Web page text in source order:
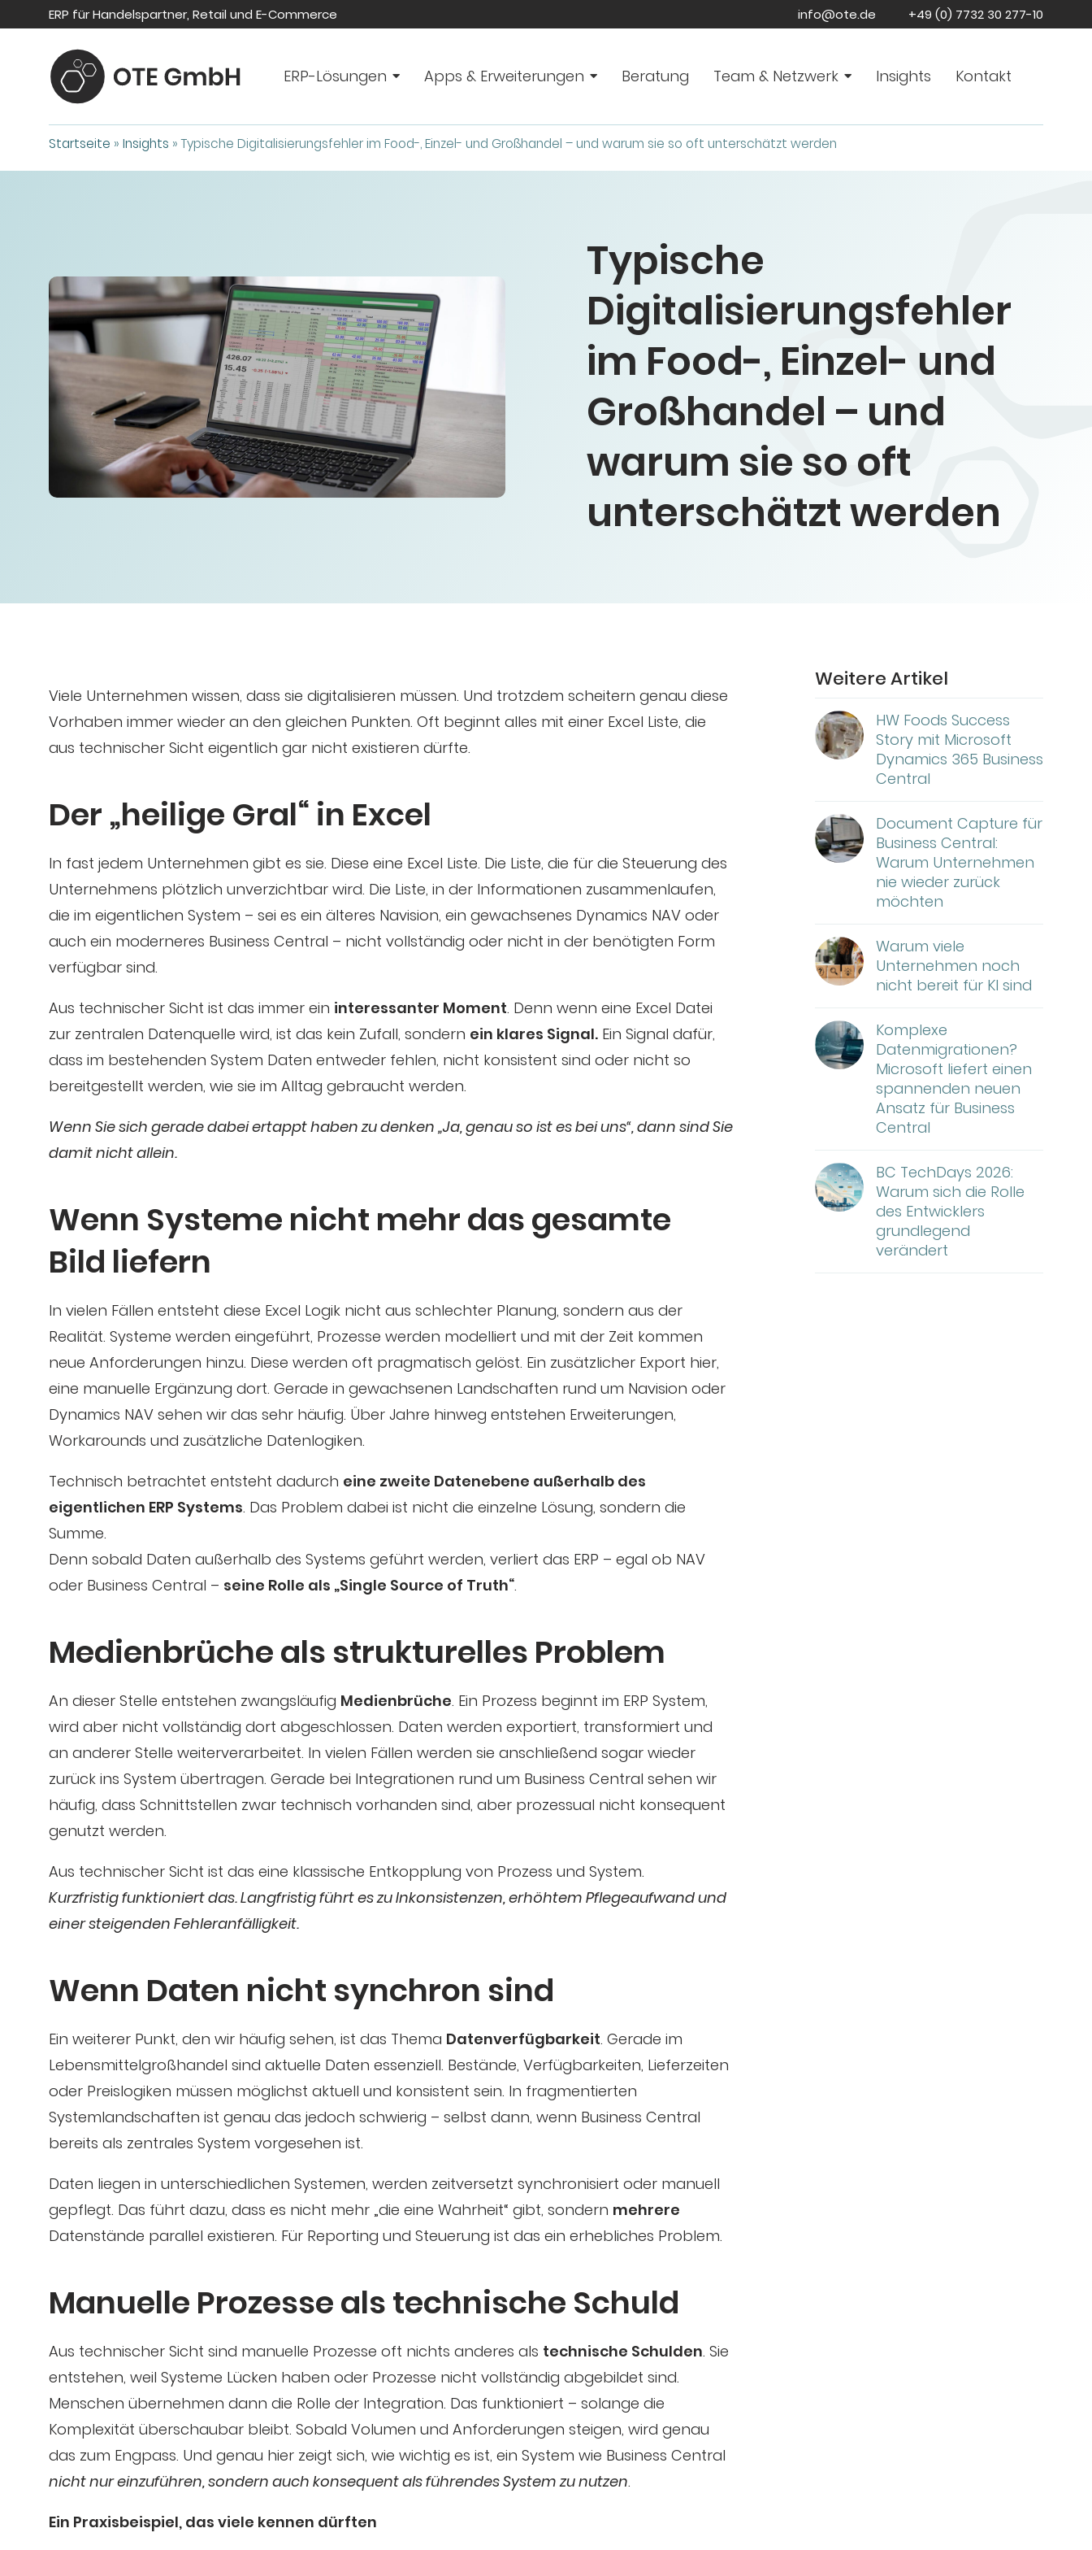
ERP für Handelspartner, Retail und E-Commerce info@ote.de +49 (0) 7732 30 277-10
ERP-Lösungen Apps & Erweiterungen Beratung Team & Netzwerk Insights Kontakt
Startseite » Insights »Typische Digitalisierungsfehler im Food-, Einzel- und Großhandel – und warum sie so oft unterschätzt werden
Typische
Digitalisierungsfehler
im Food-, Einzel- und
Großhandel – und
warum sie so oft
unterschätzt werden
Viele Unternehmen wissen, dass sie digitalisieren müssen. Und trotzdem scheitern genau diese
Vorhaben immer wieder an den gleichen Punkten. Oft beginnt alles mit einer Excel Liste, die
aus technischer Sicht eigentlich gar nicht existieren dürfte.
Der „heilige Gral“ in Excel
In fast jedem Unternehmen gibt es sie. Diese eine Excel Liste. Die Liste, die für die Steuerung des
Unternehmens plötzlich unverzichtbar wird. Die Liste, in der Informationen zusammenlaufen,
die im eigentlichen System – sei es ein älteres Navision, ein gewachsenes Dynamics NAV oder
auch ein moderneres Business Central – nicht vollständig oder nicht in der benötigten Form
verfügbar sind.
Aus technischer Sicht ist das immer ein interessanter Moment. Denn wenn eine Excel Datei
zur zentralen Datenquelle wird, ist das kein Zufall, sondern ein klares Signal. Ein Signal dafür,
dass im bestehenden System Daten entweder fehlen, nicht konsistent sind oder nicht so
bereitgestellt werden, wie sie im Alltag gebraucht werden.
Wenn Sie sich gerade dabei ertappt haben zu denken „Ja, genau so ist es bei uns“, dann sind Sie
damit nicht allein.
Wenn Systeme nicht mehr das gesamte
Bild liefern
In vielen Fällen entsteht diese Excel Logik nicht aus schlechter Planung, sondern aus der
Realität. Systeme werden eingeführt, Prozesse werden modelliert und mit der Zeit kommen
neue Anforderungen hinzu. Diese werden oft pragmatisch gelöst. Ein zusätzlicher Export hier,
eine manuelle Ergänzung dort. Gerade in gewachsenen Landschaften rund um Navision oder
Dynamics NAV sehen wir das sehr häufig. Über Jahre hinweg entstehen Erweiterungen,
Workarounds und zusätzliche Datenlogiken.
Technisch betrachtet entsteht dadurch eine zweite Datenebene außerhalb des
eigentlichen ERP Systems. Das Problem dabei ist nicht die einzelne Lösung, sondern die
Summe.
Denn sobald Daten außerhalb des Systems geführt werden, verliert das ERP – egal ob NAV
oder Business Central – seine Rolle als „Single Source of Truth“.
Medienbrüche als strukturelles Problem
An dieser Stelle entstehen zwangsläufig Medienbrüche. Ein Prozess beginnt im ERP System,
wird aber nicht vollständig dort abgeschlossen. Daten werden exportiert, transformiert und
an anderer Stelle weiterverarbeitet. In vielen Fällen werden sie anschließend sogar wieder
zurück ins System übertragen. Gerade bei Integrationen rund um Business Central sehen wir
häufig, dass Schnittstellen zwar technisch vorhanden sind, aber prozessual nicht konsequent
genutzt werden.
Aus technischer Sicht ist das eine klassische Entkopplung von Prozess und System.
Kurzfristig funktioniert das. Langfristig führt es zu Inkonsistenzen, erhöhtem Pflegeaufwand und
einer steigenden Fehleranfälligkeit.
Wenn Daten nicht synchron sind
Ein weiterer Punkt, den wir häufig sehen, ist das Thema Datenverfügbarkeit. Gerade im
Lebensmittelgroßhandel sind aktuelle Daten essenziell. Bestände, Verfügbarkeiten, Lieferzeiten
oder Preislogiken müssen möglichst aktuell und konsistent sein. In fragmentierten
Systemlandschaften ist genau das jedoch schwierig – selbst dann, wenn Business Central
bereits als zentrales System vorgesehen ist.
Daten liegen in unterschiedlichen Systemen, werden zeitversetzt synchronisiert oder manuell
gepflegt. Das führt dazu, dass es nicht mehr „die eine Wahrheit“ gibt, sondern mehrere
Datenstände parallel existieren. Für Reporting und Steuerung ist das ein erhebliches Problem.
Manuelle Prozesse als technische Schuld
Aus technischer Sicht sind manuelle Prozesse oft nichts anderes als technische Schulden. Sie
entstehen, weil Systeme Lücken haben oder Prozesse nicht vollständig abgebildet sind.
Menschen übernehmen dann die Rolle der Integration. Das funktioniert – solange die
Komplexität überschaubar bleibt. Sobald Volumen und Anforderungen steigen, wird genau
das zum Engpass. Und genau hier zeigt sich, wie wichtig es ist, ein System wie Business Central
nicht nur einzuführen, sondern auch konsequent als führendes System zu nutzen.
Ein Praxisbeispiel, das viele kennen dürften
Weitere Artikel
HW Foods Success
Story mit Microsoft
Dynamics 365 Business
Central
Document Capture für
Business Central:
Warum Unternehmen
nie wieder zurück
möchten
Warum viele
Unternehmen noch
nicht bereit für KI sind
Komplexe
Datenmigrationen?
Microsoft liefert einen
spannenden neuen
Ansatz für Business
Central
BC TechDays 2026:
Warum sich die Rolle
des Entwicklers
grundlegend
verändert